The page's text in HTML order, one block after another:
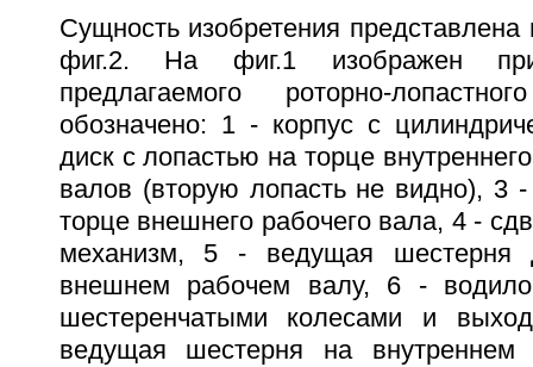
Сущность изобретения
фиг.2. На фиг.1 изображен
предлагаемого роторно-
обозначено: 1 - корпус с
диск с лопастью на торце
валов (вторую лопасть не видно), 3
торце внешнего рабочего вала, 4 -
механизм, 5 - ведущая шестерня
внешнем рабочем валу, 6 -
шестеренчатыми колесами и
ведущая шестерня на